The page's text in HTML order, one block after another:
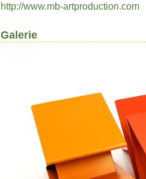
http://www.mb-artproduction.com
Galerie